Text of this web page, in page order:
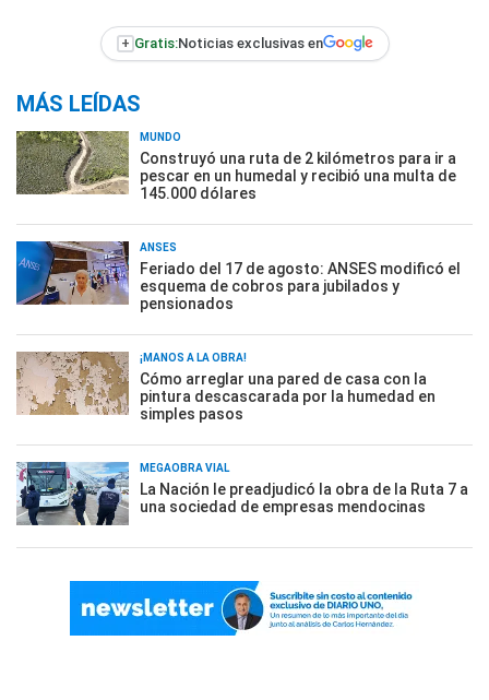
+ Gratis:Noticias exclusivas en
MÁS LEÍDAS
MUNDO
Construyó una ruta de 2 kilómetros para ir a
pescar en un humedal y recibió una multa de
145.000 dólares
ANSES
Feriado del 17 de agosto: ANSES modificó el
esquema de cobros para jubilados y
pensionados
¡MANOS A LA OBRA!
Cómo arreglar una pared de casa con la
pintura descascarada por la humedad en
simples pasos
MEGAOBRA VIAL
La Nación le preadjudicó la obra de la Ruta 7 a
una sociedad de empresas mendocinas